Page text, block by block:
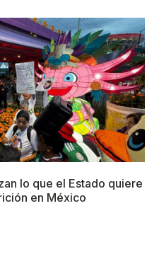
lo que el Estado quiere
en México